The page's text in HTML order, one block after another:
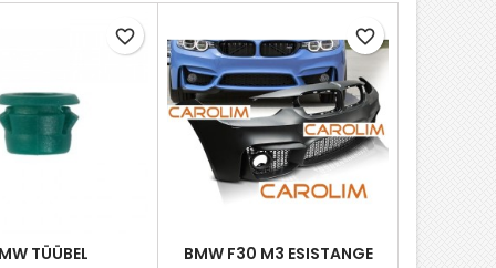
TÜÜBEL
favorite_border
BMW F30 M3 ESISTANGE
favorite_border